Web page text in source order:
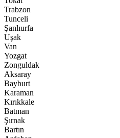
Trabzon
Tunceli
Şanlıurfa
Uşak
Van
Yozgat
Zonguldak
Aksaray
Bayburt
Karaman
Kırıkkale
Batman
Şırnak
Bartın